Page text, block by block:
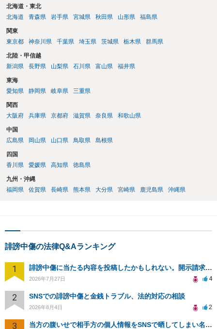
北海道・東北
北海道
青森県 岩手県 宮城県 秋田県 山形県 福島県
関東
東京都
神奈川県 千葉県 埼玉県 茨城県 栃木県 群馬県
北陸・甲信越
新潟県
長野県 山梨県 石川県 富山県 福井県
東海
愛知県
静岡県 岐阜県 三重県
関西
大阪府
兵庫県 京都府 滋賀県 奈良県 和歌山県
中国
広島県
岡山県 山口県 鳥取県 島根県
四国
香川県
愛媛県 高知県 徳島県
九州・沖縄
福岡県
佐賀県 長崎県 熊本県 大分県 宮崎県 鹿児島県 沖縄県
誹謗中傷の法律Q&Aランキング
1 誹謗中傷に当たる内容を投稿したかもしれない。開示請求や民事刑事裁判に発展しうるのか教えて欲しい。
2026年7月27日 4
2 SNSでの誹謗中傷と金銭トラブル、法的対応の相談
2026年8月4日 2
3 当方の腹いせで相手方の個人情報をSNSで晒してしまい名誉毀損させてしまったかもしれない